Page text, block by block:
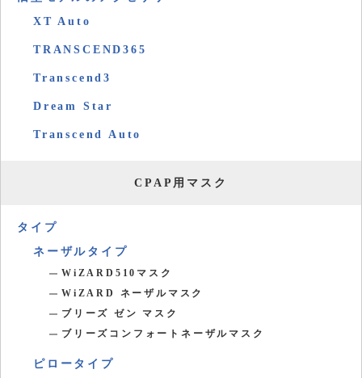
XT Auto
TRANSCEND365
Transcend3
Dream Star
Transcend Auto
CPAP用マスク
タイプ
ネーザルタイプ
WiZARD510マスク
WiZARD ネーザルマスク
ブリーズ ゼン マスク
ブリーズコンフォートネーザルマスク
ピロータイプ